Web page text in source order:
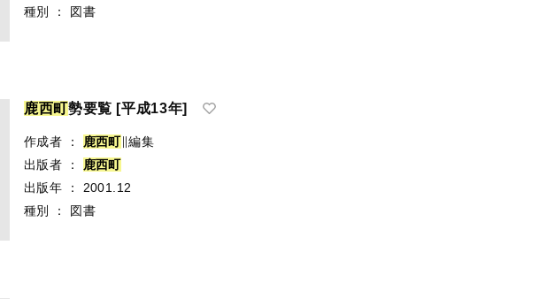
種別
： 図書
鹿西町勢要覧 [平成13年]
作成者 ： 鹿西町∥編集
出版者
： 鹿西町
出版年
：
2001.12
種別
： 図書